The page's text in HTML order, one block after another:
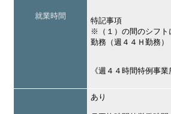
就業時間
特記事項
※（１）の間のシフト
勤務（週４４Ｈ勤務）
《週４４時間特例事業
あり